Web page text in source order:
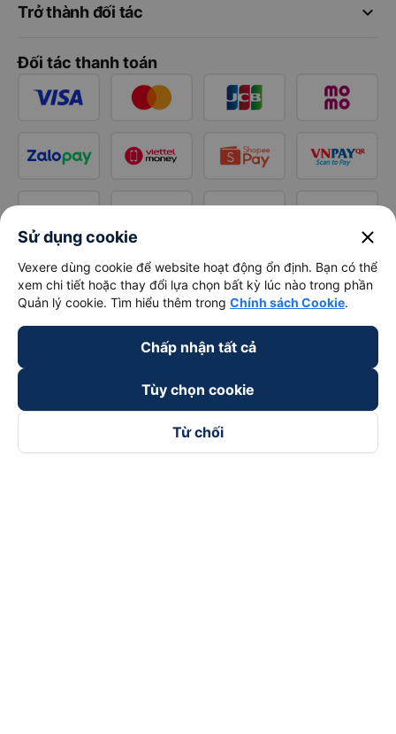
keyboard_arrow_down
Trở thành đối tác
Đối tác thanh toán
Sử dụng cookie close
Vexere dùng cookie để website hoạt động ổn định. Bạn có thể
xem chi tiết hoặc thay đổi lựa chọn bất kỳ lúc nào trong phần
Quản lý cookie. Tìm hiểu thêm trong Chính sách Cookie.
Chấp nhận tất cả
Tùy chọn cookie
Từ chối